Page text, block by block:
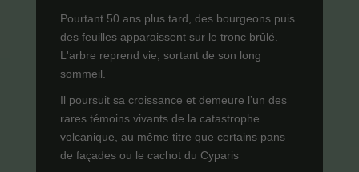
Pourtant 50 ans plus tard, des bourgeons puis
des feuilles apparaissent sur le tronc brûlé.
L'arbre reprend vie, sortant de son long
sommeil.
Il poursuit sa croissance et demeure l’un des
rares témoins vivants de la catastrophe
volcanique, au même titre que certains pans
de façades ou le cachot du Cyparis